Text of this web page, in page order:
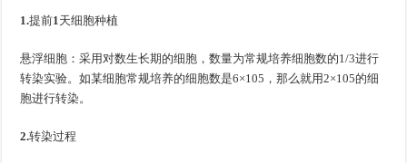
1.提前1 天细胞种植
悬浮细胞：采用对数生长期的细胞，数量为常规培养细胞数的1/3进行
转染实验。如某细胞常规培养的细胞数是6×105，那么就用2×105的细
胞进行转染。
2.转染过程